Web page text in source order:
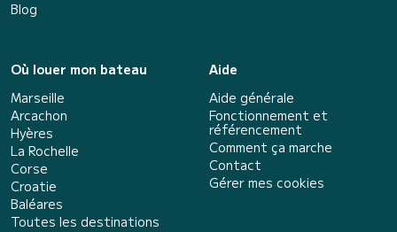
Blog
Où louer mon bateau
Marseille
Arcachon
Hyères
La Rochelle
Corse
Croatie
Baléares
Toutes les destinations
Aide
Aide générale
Fonctionnement et
référencement
Comment ça marche
Contact
Gérer mes cookies